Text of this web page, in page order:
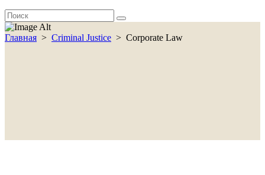
Главная > Criminal Justice > Corporate Law